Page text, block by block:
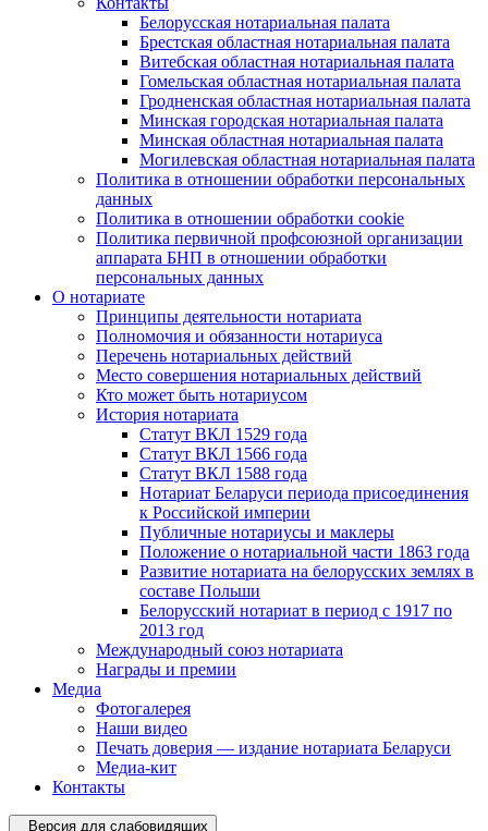
Белорусская нотариальная палата
Брестская областная нотариальная палата
Витебская областная нотариальная палата
Гомельская областная нотариальная палата
Гродненская областная нотариальная палата
Минская городская нотариальная палата
Минская областная нотариальная палата
Могилевская областная нотариальная палата
Политика в отношении обработки персональных
данных
Политика в отношении обработки cookie
Политика первичной профсоюзной организации
аппарата БНП в отношении обработки
персональных данных
О нотариате
Принципы деятельности нотариата
Полномочия и обязанности нотариуса
Перечень нотариальных действий
Место совершения нотариальных действий
Кто может быть нотариусом
История нотариата
Статут ВКЛ 1529 года
Статут ВКЛ 1566 года
Статут ВКЛ 1588 года
Нотариат Беларуси периода присоединения
к Российской империи
Публичные нотариусы и маклеры
Положение о нотариальной части 1863 года
Развитие нотариата на белорусских землях в
составе Польши
Белорусский нотариат в период с 1917 по
2013 год
Международный союз нотариата
Награды и премии
Медиа
Фотогалерея
Наши видео
Печать доверия — издание нотариата Беларуси
Медиа-кит
Контакты
Версия для слабовидящих